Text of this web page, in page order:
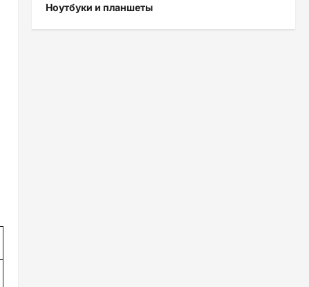
Ноутбуки и планшеты